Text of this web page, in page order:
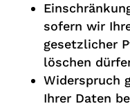
sofern wir
gesetzlicher
löschen
Widerspruch
Ihrer Daten